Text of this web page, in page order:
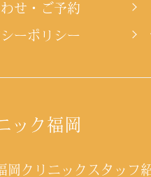
せ・ご予約
ーポリシー
ック福岡
岡クリニックスタッフ